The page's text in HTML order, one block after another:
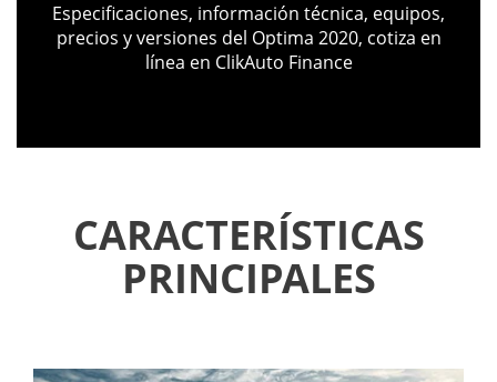
Especificaciones, información técnica, equipos,
precios y versiones del Optima 2020, cotiza en
línea en ClikAuto Finance
CARACTERÍSTICAS
PRINCIPALES